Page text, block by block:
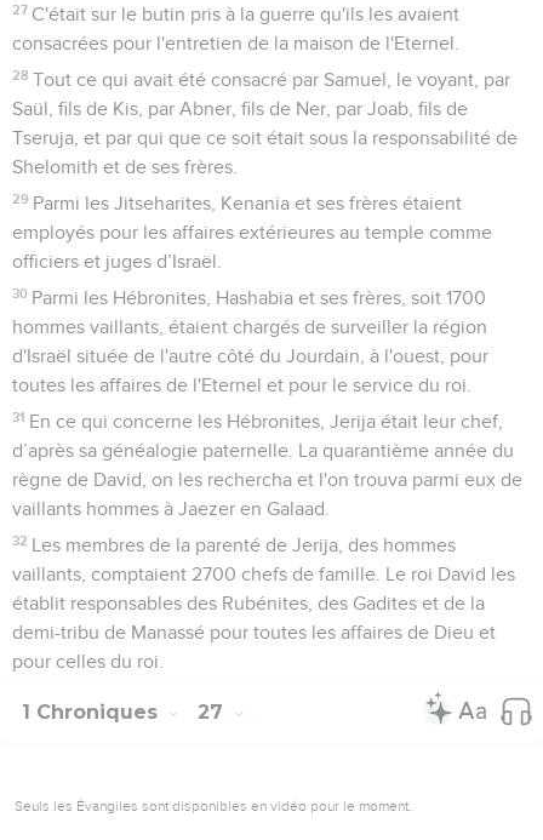
27 C'était sur le butin pris à la guerre qu'ils les avaient
consacrées pour l'entretien de la maison de l'Eternel.
28 Tout ce qui avait été consacré par Samuel, le voyant, par
Saül, fils de Kis, par Abner, fils de Ner, par Joab, fils de
Tseruja, et par qui que ce soit était sous la responsabilité de
Shelomith et de ses frères.
29 Parmi les Jitseharites, Kenania et ses frères étaient
employés pour les affaires extérieures au temple comme
officiers et juges d’Israël.
30 Parmi les Hébronites, Hashabia et ses frères, soit 1700
hommes vaillants, étaient chargés de surveiller la région
d'Israël située de l'autre côté du Jourdain, à l'ouest, pour
toutes les affaires de l'Eternel et pour le service du roi.
31 En ce qui concerne les Hébronites, Jerija était leur chef,
d’après sa généalogie paternelle. La quarantième année du
règne de David, on les rechercha et l'on trouva parmi eux de
vaillants hommes à Jaezer en Galaad.
32 Les membres de la parenté de Jerija, des hommes
vaillants, comptaient 2700 chefs de famille. Le roi David les
établit responsables des Rubénites, des Gadites et de la
demi-tribu de Manassé pour toutes les affaires de Dieu et
pour celles du roi.
1 Chroniques 27
Seuls les Évangiles sont disponibles en vidéo pour le moment.